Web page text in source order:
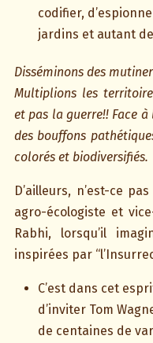
codifier,
jardins et autant
Disséminons des
Multiplions les
et pas la guerre!! Face
des bouffons
colorés et biodiversifiés.
D’ailleurs, n’est-ce
agro-écologiste et
Rabhi, lorsqu’il
inspirées par
C’est dans cet
d’inviter Tom
de centaines de